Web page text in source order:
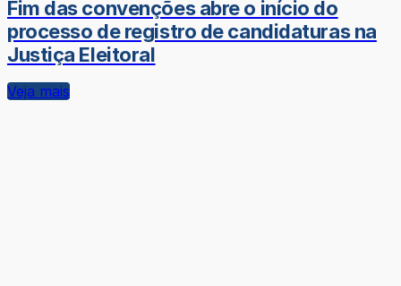
Fim das convenções abre o início do
processo de registro de candidaturas na
Justiça Eleitoral
Veja mais